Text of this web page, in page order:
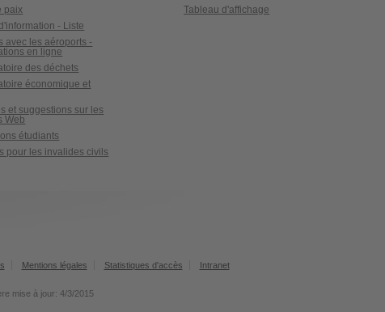
paix
- Liste
avec les aéroports -
en ligne
des déchets
économique et
et suggestions sur les
Web
étudiants
pour les invalides civils
Tableau d'affichage
Mentions légales Statistiques d'accès Intranet
mise à jour: 4/3/2015